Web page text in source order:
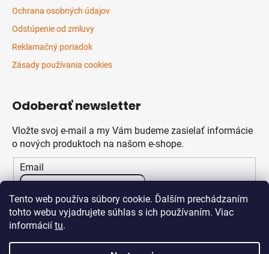
Tento web používa súbory cookie. Ďalším prechádzaním
tohto webu vyjadrujete súhlas s ich používaním. Viac
informácií tu.
Ochrana osobných údajov
Odstúpenie od zmluvy
Reklamačný poriadok
Zásady používania cookies
Odoberať newsletter
Vložte svoj e-mail a my Vám budeme zasielať informácie
o nových produktoch na našom e-shope.
Email
Vložením e-mailu súhlasíte spodmienkami ochrany
osobných údajov
PRIHLÁSIŤ SA